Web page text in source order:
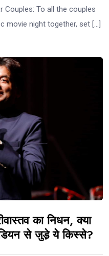
Couples: To all the couples
movie night together, set […]
का निधन, क्या
से जुडे़ ये किस्से?